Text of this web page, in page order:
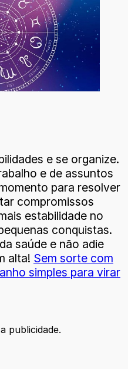
e se organize.
e de assuntos
para resolver
compromissos
estabilidade no
conquistas.
saúde e não adie
alta! Sem sorte com
simples para virar
publicidade.